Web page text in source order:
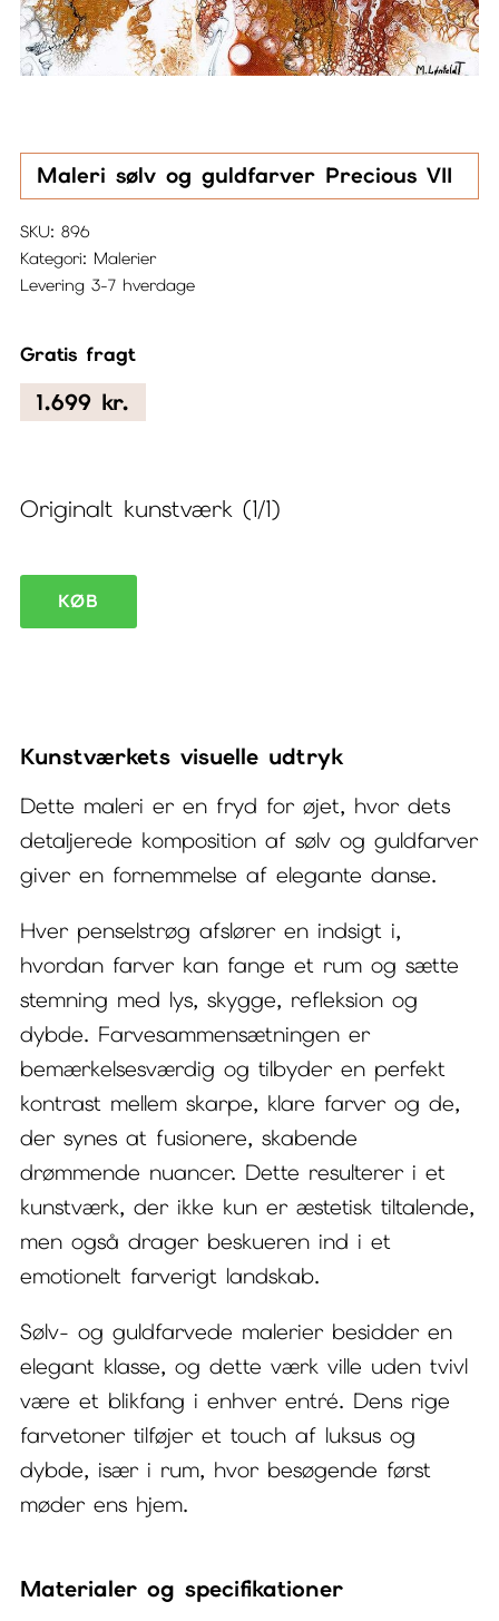
Maleri sølv og guldfarver Precious VII
SKU: 896
Kategori: Malerier
Levering 3-7 hverdage
Gratis fragt
1.699 kr.
Originalt kunstværk (1/1)
Maleri
sølv
Precious
VII
antal
KØB
Kunstværkets visuelle udtryk
Dette maleri er en fryd for øjet, hvor dets
detaljerede komposition af sølv og guldfarver
giver en fornemmelse af elegante danse.
Hver penselstrøg afslører en indsigt i,
hvordan farver kan fange et rum og sætte
stemning med lys, skygge, refleksion og
dybde. Farvesammensætningen er
bemærkelsesværdig og tilbyder en perfekt
kontrast mellem skarpe, klare farver og de,
der synes at fusionere, skabende
drømmende nuancer. Dette resulterer i et
kunstværk, der ikke kun er æstetisk tiltalende,
men også drager beskueren ind i et
emotionelt farverigt landskab.
Sølv- og guldfarvede malerier besidder en
elegant klasse, og dette værk ville uden tvivl
være et blikfang i enhver entré. Dens rige
farvetoner tilføjer et touch af luksus og
dybde, især i rum, hvor besøgende først
møder ens hjem.
Materialer og specifikationer